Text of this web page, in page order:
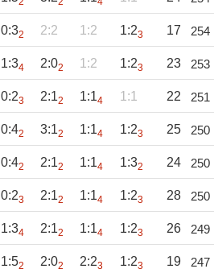
0:32 2:2 1:2 1:23 17 254
1:34 2:02 1:2 1:23 23 253
0:23 2:12 1:14 1:1 22 251
0:42 3:12 1:14 1:23 25 250
0:42 2:12 1:14 1:32 24 250
0:23 2:12 1:14 1:23 28 250
1:34 2:12 1:14 1:23 26 249
1:52 2:02 2:23 1:23 19 247